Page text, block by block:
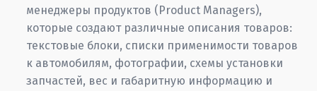
менеджеры продуктов (Product Managers),
которые создают различные описания товаров:
текстовые блоки, списки применимости товаров
к автомобилям, фотографии, схемы установки
запчастей, вес и габаритную информацию и